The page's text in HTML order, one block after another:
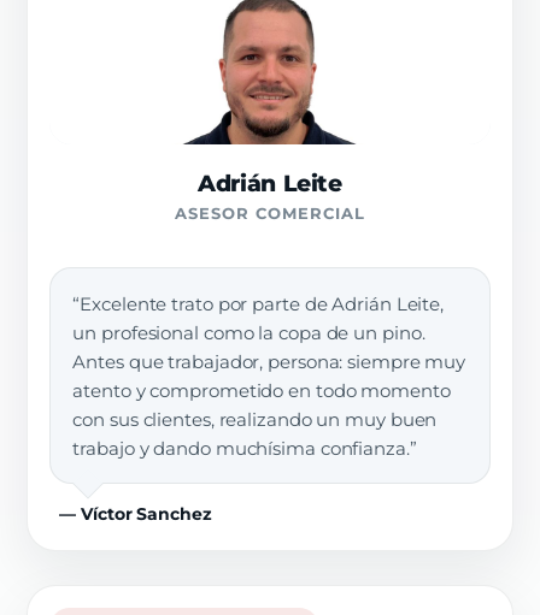
Adrián Leite
ASESOR COMERCIAL
“Excelente trato por parte de Adrián Leite,
un profesional como la copa de un pino.
Antes que trabajador, persona: siempre muy
atento y comprometido en todo momento
con sus clientes, realizando un muy buen
trabajo y dando muchísima confianza.”
— Víctor Sanchez